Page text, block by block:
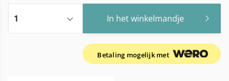
In het winkelmandje
Betaling mogelijk met